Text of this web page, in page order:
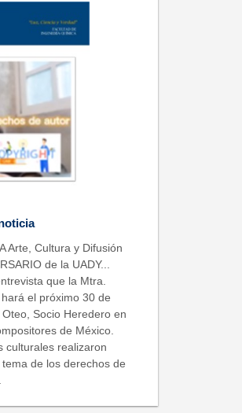
Arte, Cultura y Difusión
de la UADY...
que la Mtra.
el próximo 30 de
Socio Heredero en
de México.
culturales realizaron
de los derechos de